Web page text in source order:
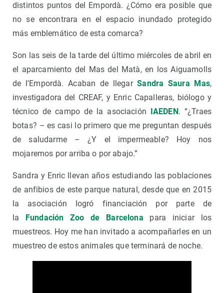
distintos puntos del Empordà. ¿Cómo era posible que
no se encontrara en el espacio inundado protegido
más emblemático de esta comarca?
Son las seis de la tarde del último miércoles de abril en
el aparcamiento del Mas del Matà, en los Aiguamolls
de l'Empordà. Acaban de llegarSandra Saura Mas,
investigadora del CREAF, y Enric Capalleras, biólogo y
técnico de campo de la asociación
IAEDEN . “¿Traes
botas? – es casi lo primero que me preguntan después
de saludarme – ¿Y el impermeable? Hoy nos
mojaremos por arriba o por abajo.”
Sandra y Enric llevan años estudiando las poblaciones
de anfibios de este parque natural, desde que en 2015
la asociación logró financiación por parte de
la
Fundación Zoo de Barcelona para iniciar los
muestreos. Hoy me han invitado a acompañarles en un
muestreo de estos animales que terminará de noche.